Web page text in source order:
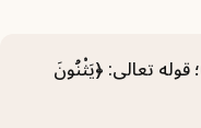
17].
قوله تعالى: ‏﴿‏‌يَثْنُونَ